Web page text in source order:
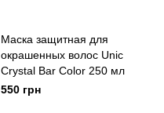
Маска защитная для
окрашенных волос Unic
Crystal Bar Color 250 мл
550 грн